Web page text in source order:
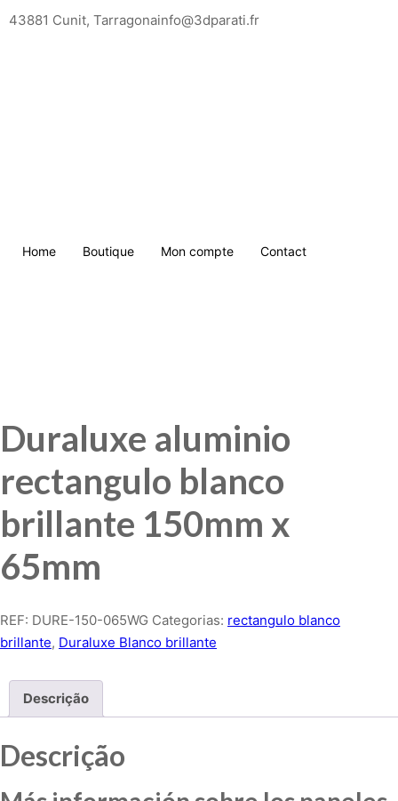
43881 Cunit, Tarragonainfo@3dparati.fr
Home Boutique Mon compte Contact
Duraluxe aluminio
rectangulo blanco
brillante 150mm x
65mm
REF: DURE-150-065WG Categorias: rectangulo blanco
brillante, Duraluxe Blanco brillante
Descrição
Descrição